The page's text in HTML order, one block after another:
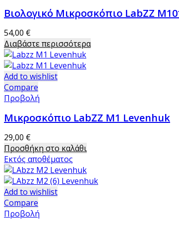
Βιολογικό Μικροσκόπιο LabZZ
54,00 €
Διαβάστε περισσότερα
Add to wishlist
Compare
Προβολή
Μικροσκόπιο LabZZ Μ1 Levenhuk
29,00 €
Προσθήκη στο καλάθι
Εκτός αποθέματος
Add to wishlist
Compare
Προβολή